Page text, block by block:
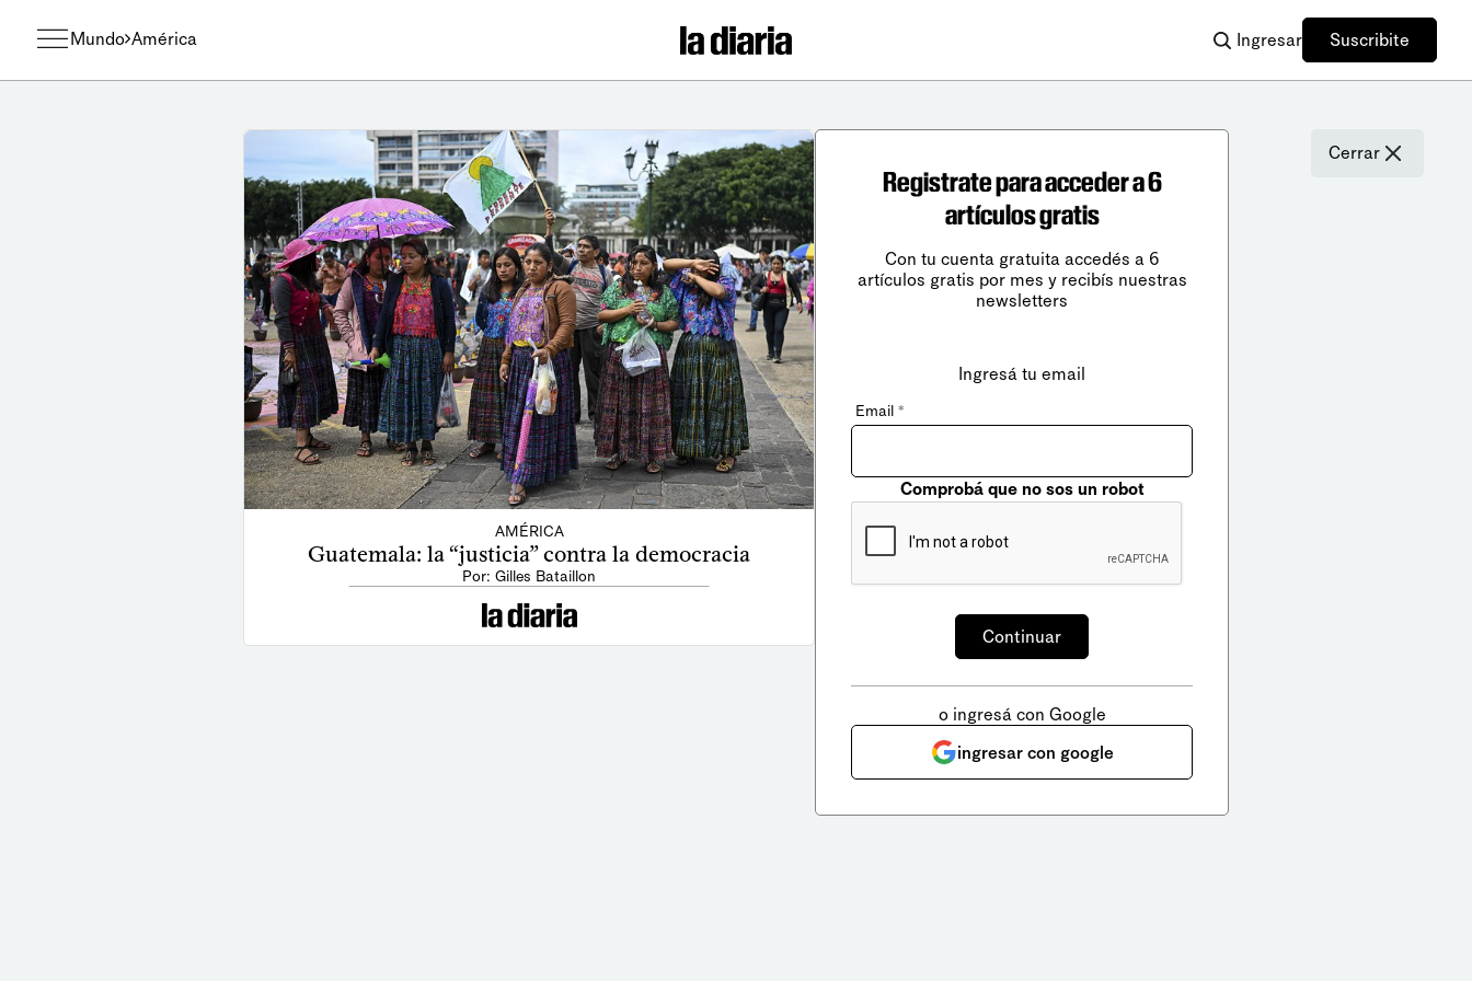
Mundo América Ingresar Suscribite
AMÉRICA
Guatemala: la “justicia” contra la democracia
Por: Gilles Bataillon
Cerrar
Registrate para acceder a 6
artículos gratis
Con tu cuenta gratuita accedés a 6
artículos gratis por mes y recibís nuestras
newsletters
Ingresá tu email
Email *
Comprobá que no sos un robot
o ingresá con Google
ingresar con google